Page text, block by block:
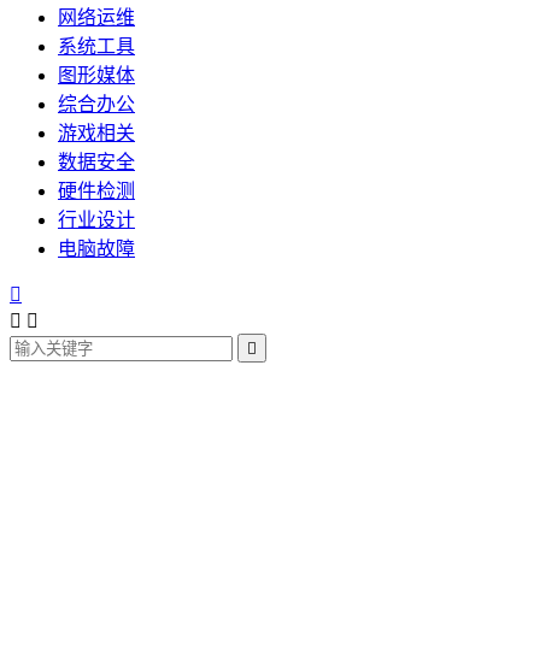
网络运维
系统工具
图形媒体
综合办公
游戏相关
数据安全
硬件检测
行业设计
电脑故障

 
